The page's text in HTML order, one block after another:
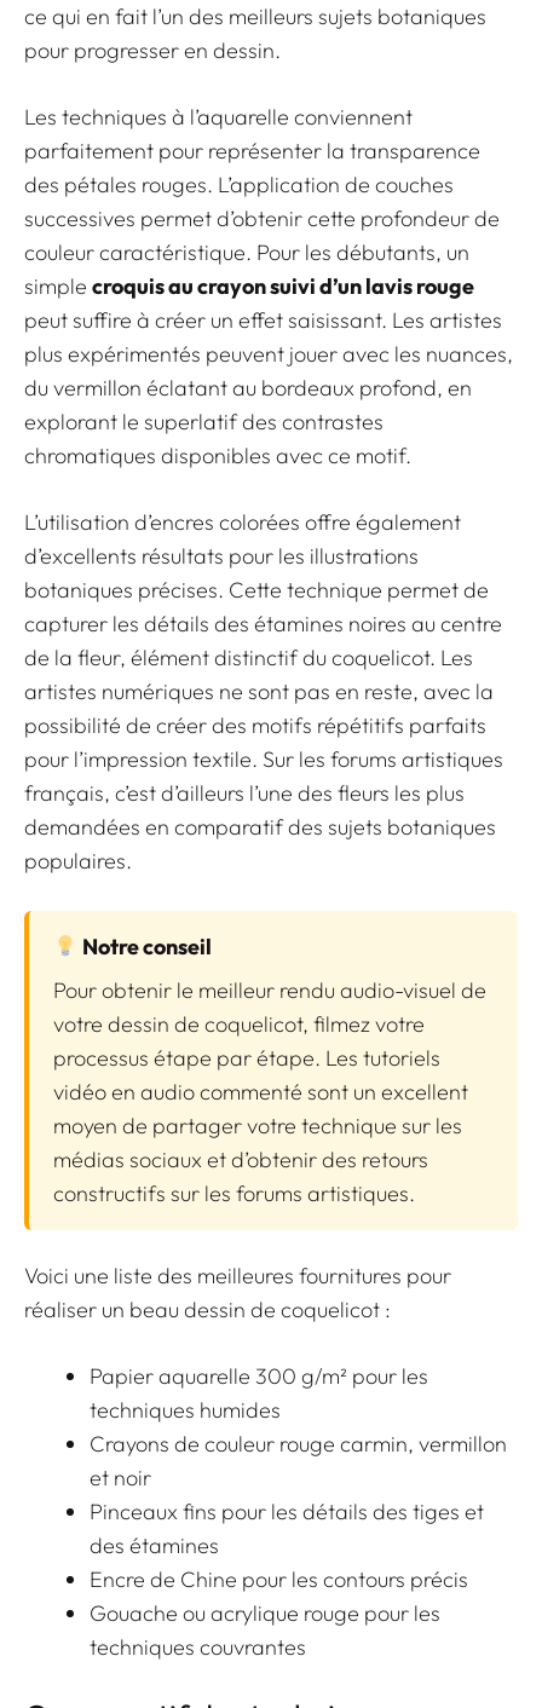
ce qui en fait l’un des meilleurs sujets botaniques
pour progresser en dessin.
Les techniques à l’aquarelle conviennent
parfaitement pour représenter la transparence
des pétales rouges. L’application de couches
successives permet d’obtenir cette profondeur de
couleur caractéristique. Pour les débutants, un
simple croquis au crayon suivi d’un lavis rouge
peut suffire à créer un effet saisissant. Les artistes
plus expérimentés peuvent jouer avec les nuances,
du vermillon éclatant au bordeaux profond, en
explorant le superlatif des contrastes
chromatiques disponibles avec ce motif.
L’utilisation d’encres colorées offre également
d’excellents résultats pour les illustrations
botaniques précises. Cette technique permet de
capturer les détails des étamines noires au centre
de la fleur, élément distinctif du coquelicot. Les
artistes numériques ne sont pas en reste, avec la
possibilité de créer des motifs répétitifs parfaits
pour l’impression textile. Sur les forums artistiques
français, c’est d’ailleurs l’une des fleurs les plus
demandées en comparatif des sujets botaniques
populaires.
Notre conseil
Pour obtenir le meilleur rendu audio-visuel de
votre dessin de coquelicot, filmez votre
processus étape par étape. Les tutoriels
vidéo en audio commenté sont un excellent
moyen de partager votre technique sur les
médias sociaux et d’obtenir des retours
constructifs sur les forums artistiques.
Voici une liste des meilleures fournitures pour
réaliser un beau dessin de coquelicot :
Papier aquarelle 300 g/m² pour les
techniques humides
Crayons de couleur rouge carmin, vermillon
et noir
Pinceaux fins pour les détails des tiges et
des étamines
Encre de Chine pour les contours précis
Gouache ou acrylique rouge pour les
techniques couvrantes